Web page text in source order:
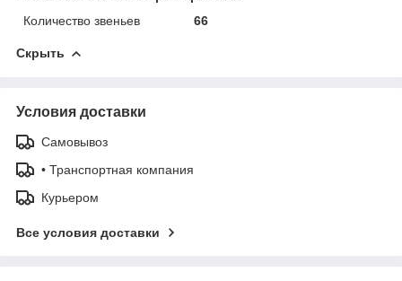
Количество звеньев
66
Скрыть
Условия доставки
Самовывоз
• Транспортная компания
Курьером
Все условия доставки